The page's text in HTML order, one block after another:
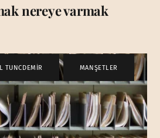
nereye varmak
TUNCDEMİR , MANŞETLER